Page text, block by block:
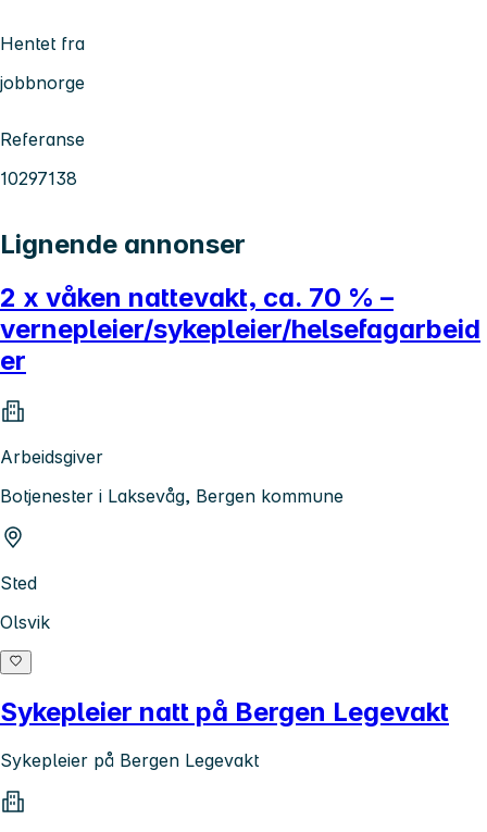
Hentet fra
jobbnorge
Referanse
10297138
Lignende annonser
2 x våken nattevakt, ca. 70 % –
vernepleier/sykepleier/helsefagarbeid
er
Arbeidsgiver
Botjenester i Laksevåg, Bergen kommune
Sted
Olsvik
Sykepleier natt på Bergen Legevakt
Sykepleier på Bergen Legevakt